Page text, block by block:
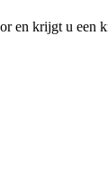
en krijgt u